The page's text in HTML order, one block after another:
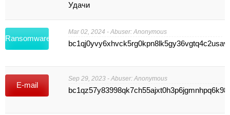
Удачи
Ransomware
Mar 02, 2024 - Abuser: Anonymous
E-mail
Sep 29, 2023 - Abuser: Anonymous